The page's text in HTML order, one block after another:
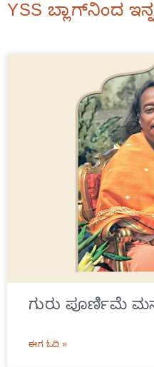
YSS ಬ್ಲಾಗ್‌ನಿಂದ
ಗುರು ಪೂರ್ಣಿಮೆ
ಈಗ ಓದಿ »